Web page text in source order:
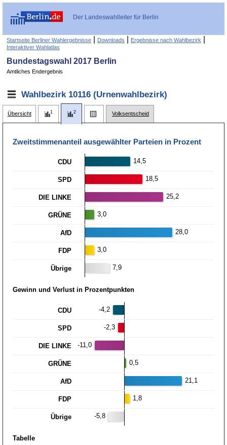
Der Landeswahlleiter für Berlin
Startseite Berliner Wahlergebnisse Downloads Ergebnisse nach Wahlbezirk
Interaktiver Wahlatlas
Bundestagswahl 2017 Berlin
Amtliches Endergebnis
Wahlbezirk 10116 (Urnenwahlbezirk)
Übersicht Volksentscheid
Zweitstimmen­anteil ausgewählter Parteien in Prozent
CDU 14,5
SPD 18,5
DIE LINKE 25,2
GRÜNE 3,0
AfD 28,0
FDP 3,0
Übrige 7,9
Gewinn und Verlust in Prozentpunkten
CDU -4,2
SPD -2,3
DIE LINKE -11,0
GRÜNE 0,5
AfD 21,1
FDP 1,8
Übrige -5,8
Tabelle